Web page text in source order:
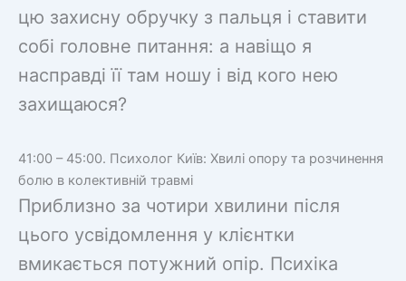
цю захисну обручку з пальця і ставити
собі головне питання: а навіщо я
насправді її там ношу і від кого нею
захищаюся?
41:00 – 45:00. Психолог Київ: Хвилі опору та розчинення
болю в колективній травмі
Приблизно за чотири хвилини після
цього усвідомлення у клієнтки
вмикається потужний опір. Психіка